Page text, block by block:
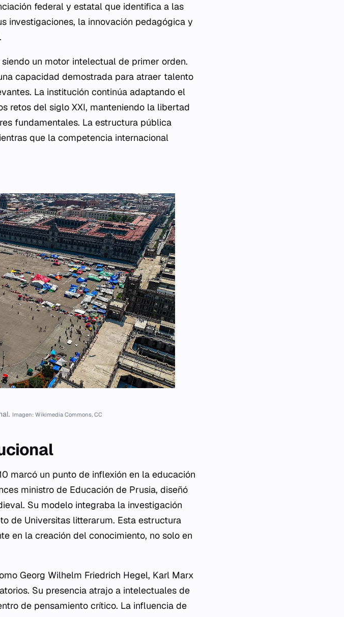
federal y estatal que identifica a las
investigaciones, la innovación pedagógica y
un motor intelectual de primer orden.
capacidad demostrada para atraer talento
La institución continúa adaptando el
retos del siglo XXI, manteniendo la libertad
fundamentales. La estructura pública
que la competencia internacional
Imagen: Wikimedia Commons, CC
marcó un punto de inflexión en la educación
ministro de Educación de Prusia, diseñó
Su modelo integraba la investigación
de Universitas litterarum. Esta estructura
en la creación del conocimiento, no solo en
Georg Wilhelm Friedrich Hegel, Karl Marx
Su presencia atrajo a intelectuales de
de pensamiento crítico. La influencia de